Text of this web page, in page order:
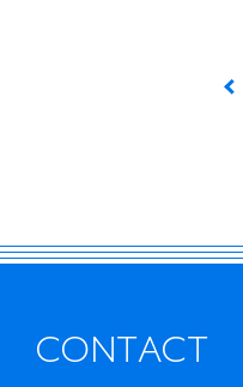
CONTACT